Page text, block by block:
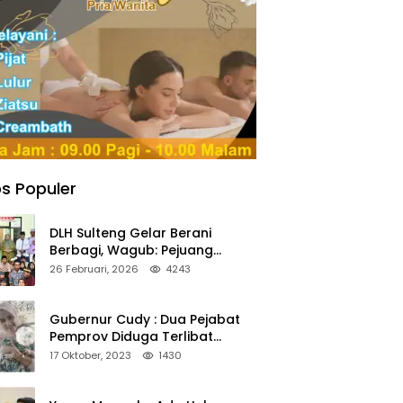
Populer
DLH Sulteng Gelar Berani
Berbagi, Wagub: Pejuang
Lingkungan Harus Jadi Teladan
26 Februari, 2026 4243
Gubernur Cudy : Dua Pejabat
Pemprov Diduga Terlibat
Asmara Terlarang Sudah di
17 Oktober, 2023 1430